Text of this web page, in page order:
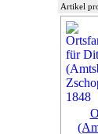
Artikel